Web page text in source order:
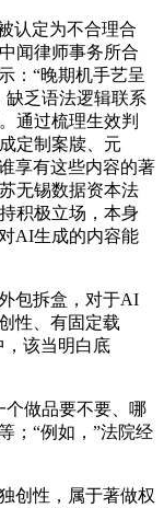
认定为不合理合
闻律师事务所合
：“晚期机手艺呈
乏语法逻辑联系
通过梳理生效判
定制案牍、元
享有这些内容的著
无锡数据资本法
积极立场，本身
AI生成的内容能
包拆盒，对于AI
性、有固定载
，该当明白底
做品要不要、哪
；“例如，”法院经
创性，属于著做权